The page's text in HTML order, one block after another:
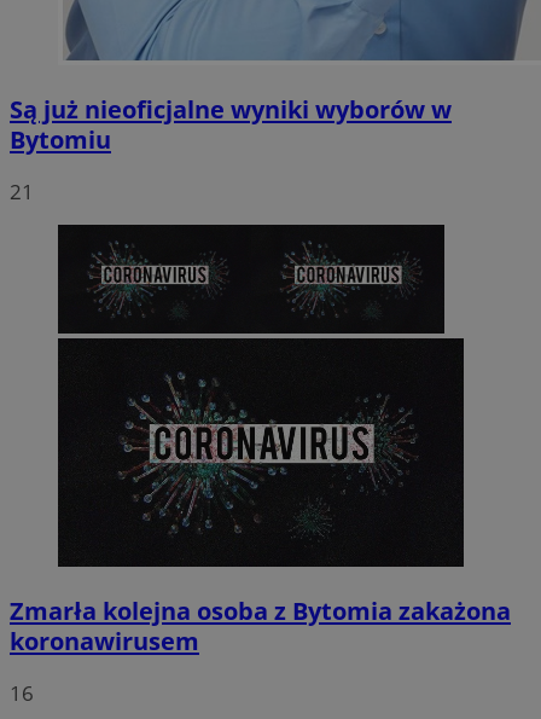
Są już nieoficjalne wyniki wyborów w
Bytomiu
21
Zmarła kolejna osoba z Bytomia zakażona
koronawirusem
16